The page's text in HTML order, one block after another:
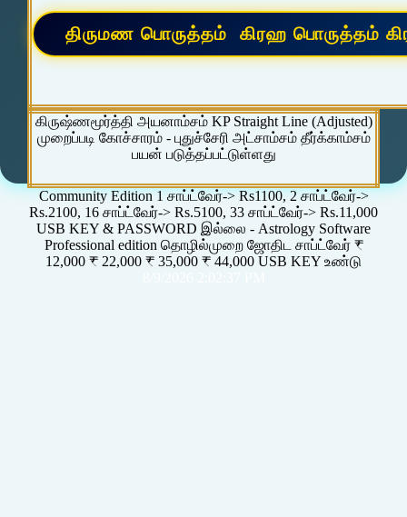
கிருஷ்ணமூர்த்தி அயனாம்சம் KP Straight Line (Adjusted)
முறைப்படி கோச்சாரம் - புதுச்சேரி அட்சாம்சம் தீர்க்காம்சம்
பயன் படுத்தப்பட்டுள்ளது
Community Edition 1 சாப்ட்வேர்-> Rs1100, 2 சாப்ட்வேர்->
Rs.2100, 16 சாப்ட்வேர்-> Rs.5100, 33 சாப்ட்வேர்-> Rs.11,000
USB KEY & PASSWORD இல்லை - Astrology Software
Professional edition தொழில்முறை ஜோதிட சாப்ட்வேர் ₹
12,000 ₹ 22,000 ₹ 35,000 ₹ 44,000 USB KEY உண்டு